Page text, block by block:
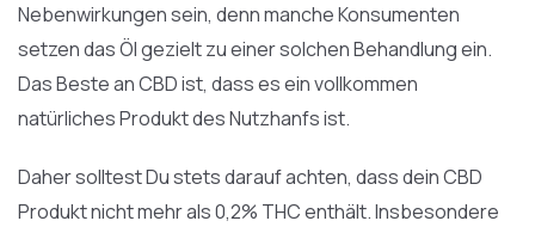
Nebenwirkungen sein, denn manche Konsumenten
setzen das Öl gezielt zu einer solchen Behandlung ein.
Das Beste an CBD ist, dass es ein vollkommen
natürliches Produkt des Nutzhanfs ist.
Daher solltest Du stets darauf achten, dass dein CBD
Produkt nicht mehr als 0,2% THC enthält. Insbesondere